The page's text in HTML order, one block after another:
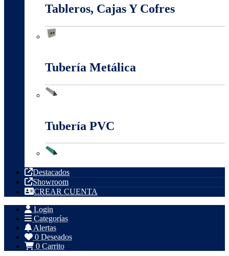
Tableros, Cajas Y Cofres
Tubería Metálica
Tubería PVC
Destacados
Showroom
CREAR CUENTA
Login
Categorías
Alertas
0 Deseados
0 Carrito